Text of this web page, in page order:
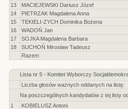
13
MACIEJEWSKI Dariusz Józef
14
PIETRZAK Magdalena Anna
15
TEKIELI-ZYCH Dominika Bożena
16
WADOŃ Jan
17
SOJKA Magdalena Barbara
18
SUCHOŃ Mirosław Tadeusz
Razem
Lista nr 5 - Komitet Wyborczy
Liczba głosów ważnych oddanych na listę:
Na poszczególnych kandydatów z tej listy
1
KOBIELUSZ Antoni